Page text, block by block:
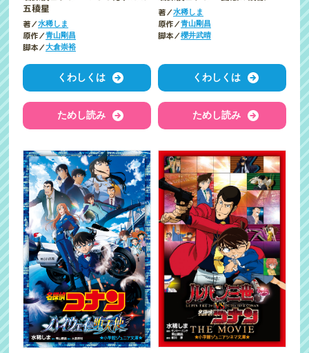
五稜星
著／水稀しま
原作／青山剛昌
脚本／大倉崇裕
くわしくは
ためし読み
著／水稀しま
原作／青山剛昌
脚本／櫻井武晴
くわしくは
ためし読み